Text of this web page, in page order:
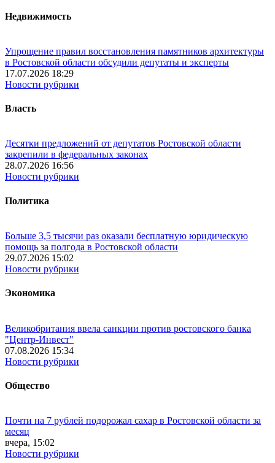
Недвижимость
Упрощение правил восстановления памятников архитектуры
в Ростовской области обсудили депутаты и эксперты
17.07.2026 18:29
Новости рубрики
Власть
Десятки предложений от депутатов Ростовской области
закрепили в федеральных законах
28.07.2026 16:56
Новости рубрики
Политика
Больше 3,5 тысячи раз оказали бесплатную юридическую
помощь за полгода в Ростовской области
29.07.2026 15:02
Новости рубрики
Экономика
Великобритания ввела санкции против ростовского банка
"Центр-Инвест"
07.08.2026 15:34
Новости рубрики
Общество
Почти на 7 рублей подорожал сахар в Ростовской области за
месяц
вчера, 15:02
Новости рубрики